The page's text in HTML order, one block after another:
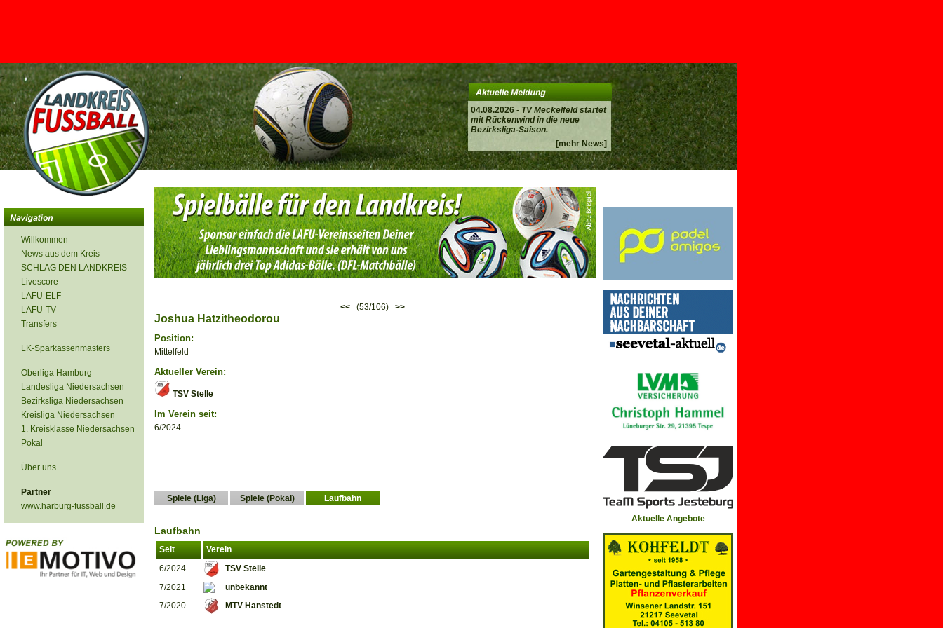
04.08.2026 - TV Meckelfeld startet
mit Rückenwind in die neue
Bezirksliga-Saison.
[mehr News]
<
Willkommen
News aus dem Kreis
SCHLAG DEN LANDKREIS
Livescore
LAFU-ELF
LAFU-TV
Transfers
LK-Sparkassenmasters
Oberliga Hamburg
Landesliga Niedersachsen
Bezirksliga Niedersachsen
Kreisliga Niedersachsen
1. Kreisklasse Niedersachsen
Pokal
Über uns
Partner
www.harburg-fussball.de
<<(53/106) >>
Joshua Hatzitheodorou
Position:
Mittelfeld
Aktueller Verein:
TSV Stelle
Im Verein seit:
6/2024
Spiele (Liga) Spiele (Pokal) Laufbahn
Laufbahn
Seit
Verein
6/2024
TSV Stelle
7/2021
unbekannt
7/2020
MTV Hanstedt
Aktuelle Angebote